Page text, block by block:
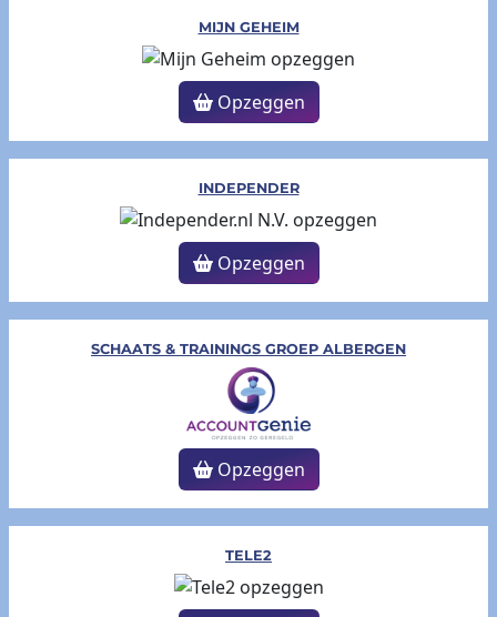
MIJN GEHEIM
Opzeggen
INDEPENDER
Opzeggen
SCHAATS & TRAININGS GROEP ALBERGEN
Opzeggen
TELE2